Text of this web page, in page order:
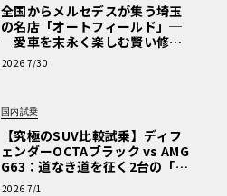
全国からメルセデスが集う埼玉
の名店「オートフィールド」─
─愛車を末永く楽しむ賢い修理
術と、プロがフックス製オイル
を選ぶ理由〈PR〉
2026 7/30
国内試乗
【究極のSUV比較試乗】ディフ
ェンダーOCTAブラック vs AMG
G63：道なき道を征く2台の「対
極的アプローチ」
2026 7/1